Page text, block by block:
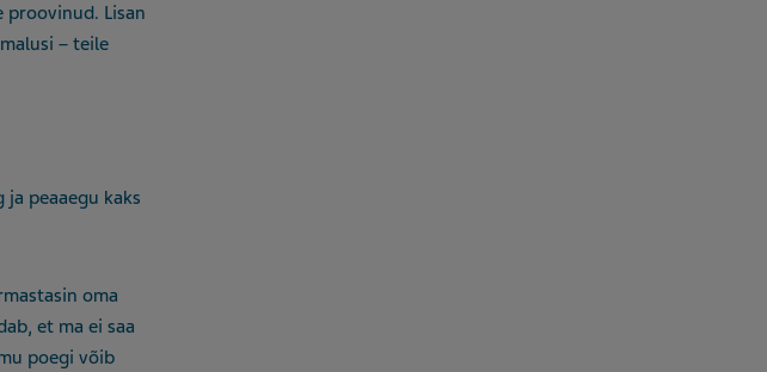
proovinud. Lisan
– teile
peaaegu kaks
oma
et ma ei saa
poegi võib